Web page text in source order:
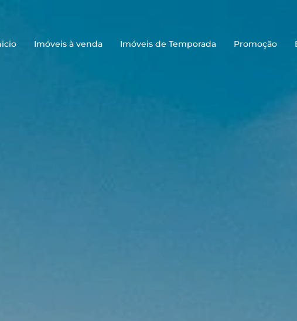
Imóveis à venda Imóveis de Temporada Promoção